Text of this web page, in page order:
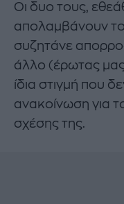
Οι δυο τους,
απολαμβάνουν
συζητάνε
άλλο (έρωτας μας
ίδια στιγμή που
ανακοίνωση για
σχέσης της.